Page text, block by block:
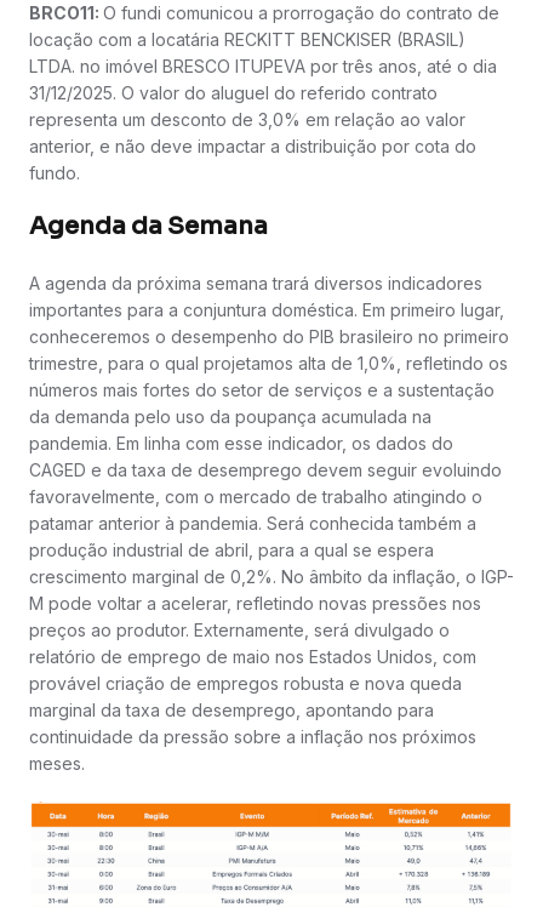
BRCO11: O fundi comunicou a prorrogação do contrato de
locação com a locatária RECKITT BENCKISER (BRASIL)
LTDA. no imóvel BRESCO ITUPEVA por três anos, até o dia
31/12/2025. O valor do aluguel do referido contrato
representa um desconto de 3,0% em relação ao valor
anterior, e não deve impactar a distribuição por cota do
fundo.
Agenda da Semana
A agenda da próxima semana trará diversos indicadores
importantes para a conjuntura doméstica. Em primeiro lugar,
conheceremos o desempenho do PIB brasileiro no primeiro
trimestre, para o qual projetamos alta de 1,0%, refletindo os
números mais fortes do setor de serviços e a sustentação
da demanda pelo uso da poupança acumulada na
pandemia. Em linha com esse indicador, os dados do
CAGED e da taxa de desemprego devem seguir evoluindo
favoravelmente, com o mercado de trabalho atingindo o
patamar anterior à pandemia. Será conhecida também a
produção industrial de abril, para a qual se espera
crescimento marginal de 0,2%. No âmbito da inflação, o IGP-
M pode voltar a acelerar, refletindo novas pressões nos
preços ao produtor. Externamente, será divulgado o
relatório de emprego de maio nos Estados Unidos, com
provável criação de empregos robusta e nova queda
marginal da taxa de desemprego, apontando para
continuidade da pressão sobre a inflação nos próximos
meses.